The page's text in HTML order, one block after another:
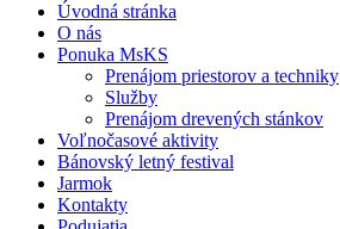
Úvodná stránka
O nás
Ponuka MsKS
Prenájom priestorov a techniky
Služby
Prenájom drevených stánkov
Voľnočasové aktivity
Bánovský letný festival
Jarmok
Kontakty